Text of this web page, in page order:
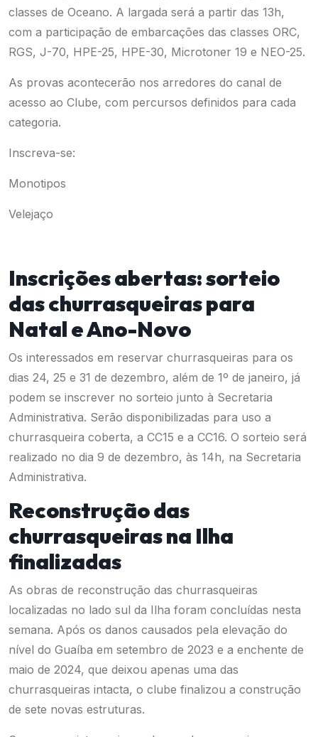
classes de Oceano. A largada será a partir das 13h,
com a participação de embarcações das classes ORC,
RGS, J-70, HPE-25, HPE-30, Microtoner 19 e NEO-25.
As provas acontecerão nos arredores do canal de
acesso ao Clube, com percursos definidos para cada
categoria.
Inscreva-se:
Monotipos
Velejaço
Inscrições abertas: sorteio
das churrasqueiras para
Natal e Ano-Novo
Os interessados em reservar churrasqueiras para os
dias 24, 25 e 31 de dezembro, além de 1º de janeiro, já
podem se inscrever no sorteio junto à Secretaria
Administrativa. Serão disponibilizadas para uso a
churrasqueira coberta, a CC15 e a CC16. O sorteio será
realizado no dia 9 de dezembro, às 14h, na Secretaria
Administrativa.
Reconstrução das
churrasqueiras na Ilha
finalizadas
As obras de reconstrução das churrasqueiras
localizadas no lado sul da Ilha foram concluídas nesta
semana. Após os danos causados pela elevação do
nível do Guaíba em setembro de 2023 e a enchente de
maio de 2024, que deixou apenas uma das
churrasqueiras intacta, o clube finalizou a construção
de sete novas estruturas.